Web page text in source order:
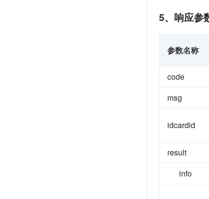
5、响应参
参数名称
code
msg
idcardid
result
info